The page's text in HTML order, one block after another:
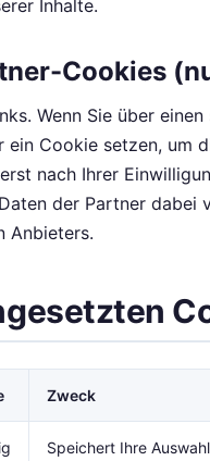
Inhalte.
Cookies
Wenn Sie über
Cookie setzen, um
nach Ihrer
der Partner dabei
Anbieters.
Zweck
Speichert Ihre